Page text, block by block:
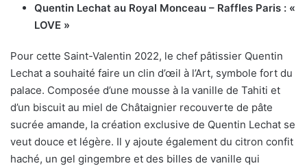
Quentin Lechat au Royal Monceau – Raffles Paris : «
LOVE »
Pour cette Saint-Valentin 2022, le chef pâtissier Quentin
Lechat a souhaité faire un clin d’œil à l’Art, symbole fort du
palace. Composée d’une mousse à la vanille de Tahiti et
d’un biscuit au miel de Châtaignier recouverte de pâte
sucrée amande, la création exclusive de Quentin Lechat se
veut douce et légère. Il y ajoute également du citron confit
haché, un gel gingembre et des billes de vanille qui